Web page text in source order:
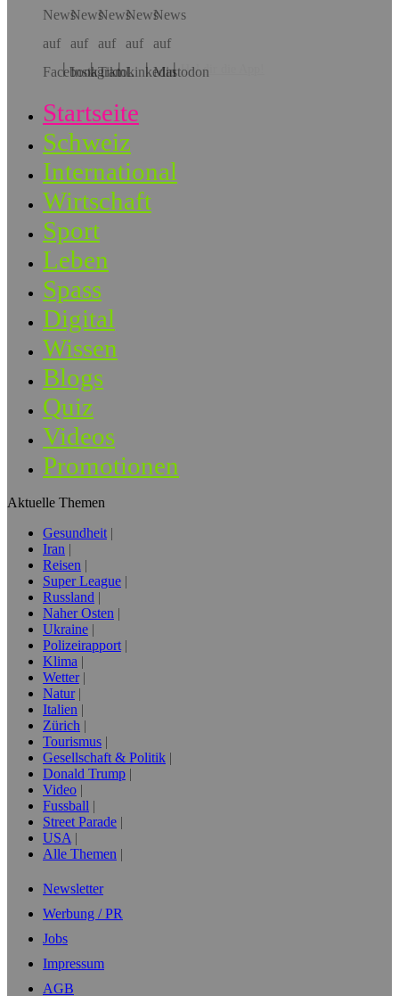
Hol dir die App!
Startseite
Schweiz
International
Wirtschaft
Sport
Leben
Spass
Digital
Wissen
Blogs
Quiz
Videos
Promotionen
Aktuelle Themen
Gesundheit
Iran
Reisen
Super League
Russland
Naher Osten
Ukraine
Polizeirapport
Klima
Wetter
Natur
Italien
Zürich
Tourismus
Gesellschaft & Politik
Donald Trump
Video
Fussball
Street Parade
USA
Alle Themen
Newsletter
Werbung / PR
Jobs
Impressum
AGB